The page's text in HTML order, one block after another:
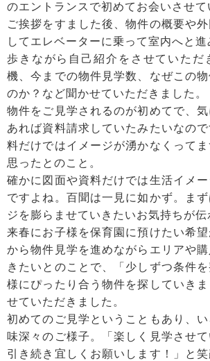
のエントランスで初めてお会いさせて
ご挨拶をすました後、物件の概要や
してエレベーターに乗って室内へと進
歩きながら自己紹介をさせていただ
機、今までの物件見学数、なぜこの
のか？など聞かせていただきました。
物件をご見学されるのが初めてで、
あれば資料請求していたみたいなの
料だけではイメージが湧かなくって
思ったとのこと。
確かに図面や資料だけでは生活イメ
ですよね。百聞は一見に如かず。ま
ジを膨らませていきたいお気持ちが伝
来春にお子様を保育園に預けたい希
から物件見学を進めながらエリアや
きたいとのことで、「少しずつ条件
様にぴったり合う物件を探していき
せていただきました。
初めてのご見学ということもあり、
味深々のご様子。「楽しく見学させて
引き続き宜しくお願いします！」と